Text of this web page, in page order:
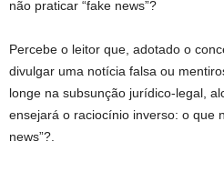
não praticar “fake news”?
Percebe o leitor que, adotado o
divulgar uma notícia falsa ou
longe na subsunção jurídico-legal,
ensejará o raciocínio inverso: o que
news”?.